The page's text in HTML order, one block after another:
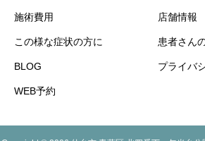
施術費用 店舗情報
この様な症状の方に 患者さん
BLOG プライバ
WEB予約